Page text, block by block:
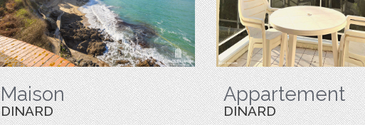
Maison
DINARD
Appartement
DINARD